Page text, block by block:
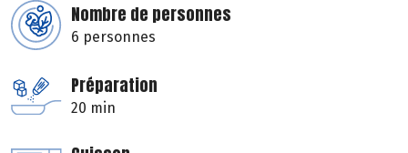
Nombre de personnes
6 personnes
Préparation
20 min